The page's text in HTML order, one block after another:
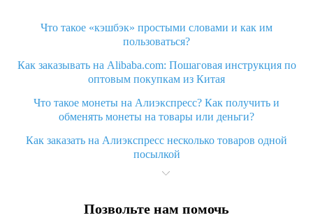
Что такое «кэшбэк» простыми словами и как им
пользоваться?
Как заказывать на Alibaba.com: Пошаговая инструкция по
оптовым покупкам из Китая
Что такое монеты на Алиэкспресс? Как получить и
обменять монеты на товары или деньги?
Как заказать на Алиэкспресс несколько товаров одной
посылкой
Что значит статус «Заказ закрыт» на Алиэкспресс и что
Что делать, если Алиэкспресс просит ввести паспортные
Позвольте нам помочь